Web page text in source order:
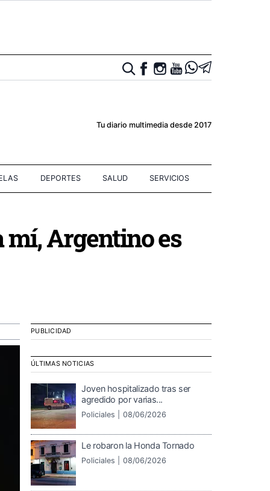
Tu diario multimedia desde 2017
DEPORTES SALUD SERVICIOS
mí, Argentino es
PUBLICIDAD
ÚLTIMAS NOTICIAS
Joven hospitalizado tras ser
agredido por varias...
Policiales | 08/06/2026
Le robaron la Honda Tornado
Policiales | 08/06/2026